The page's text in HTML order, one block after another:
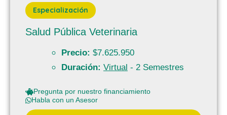
Especialización
Salud Pública Veterinaria
Precio: $7.625.950
Duración: Virtual - 2 Semestres
Pregunta por nuestro financiamiento
Habla con un Asesor